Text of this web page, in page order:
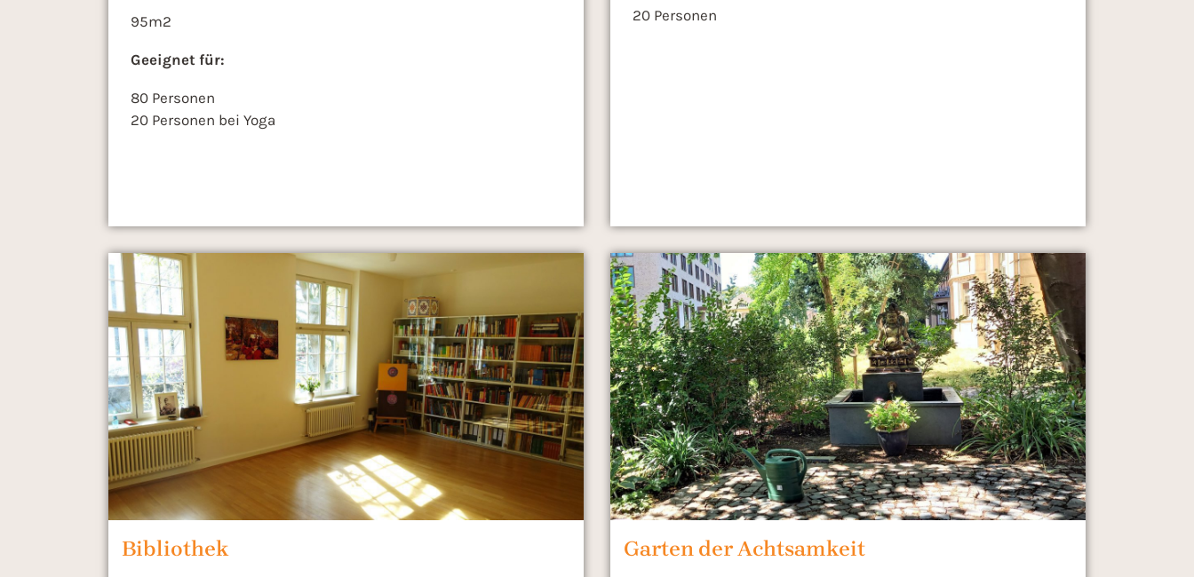
95m2
Geeignet für:
80 Personen
20 Personen bei Yoga
20 Personen
Bibliothek Garten der Achtsamkeit